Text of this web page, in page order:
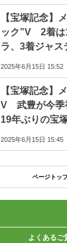
【宝塚記念】
ック”V 2着は
ラ、3着ジャス
2025年6月15日 15:52
【宝塚記念】
V 武豊が今季
19年ぶりの宝
2025年6月15日 15:45
ページトッ
よくあるご